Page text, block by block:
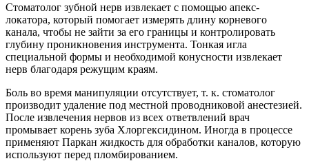
Стоматолог зубной нерв извлекает с помощью апекс-
локатора, который помогает измерять длину корневого
канала, чтобы не зайти за его границы и контролировать
глубину проникновения инструмента. Тонкая игла
специальной формы и необходимой конусности извлекает
нерв благодаря режущим краям.
Боль во время манипуляции отсутствует, т. к. стоматолог
производит удаление под местной проводниковой анестезией.
После извлечения нервов из всех ответвлений врач
промывает корень зуба Хлоргексидином. Иногда в процессе
применяют Паркан жидкость для обработки каналов, которую
используют перед пломбированием.